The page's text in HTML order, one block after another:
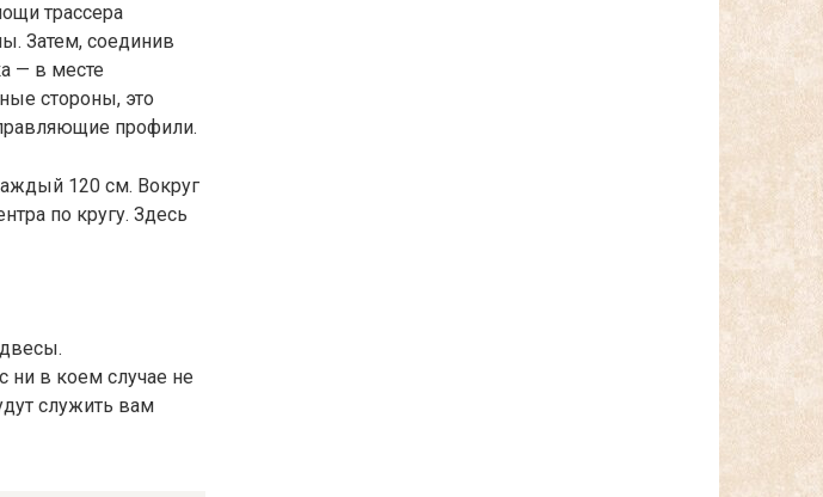
трассера
Затем, соединив
— в месте
стороны, это
профили.
120 см. Вокруг
по кругу. Здесь
ни в коем случае не
служить вам